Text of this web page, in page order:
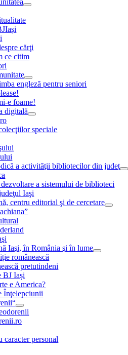
cărţi
ce citim
engleză pentru seniori
e foame!
digitală
speciale
a activităţii bibliotecilor din judeţ
dezvoltare a sistemului de biblioteci
Iaşi
centru editorial şi de cercetare
Iaşi, în România şi în lume
românească
pretutindeni
BJ Iași
e America?
Înţelepciunii
caracter personal